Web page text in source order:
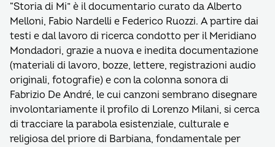
“Storia di Mi” è il documentario curato da Alberto
Melloni, Fabio Nardelli e Federico Ruozzi. A partire dai
testi e dal lavoro di ricerca condotto per il Meridiano
Mondadori, grazie a nuova e inedita documentazione
(materiali di lavoro, bozze, lettere, registrazioni audio
originali, fotografie) e con la colonna sonora di
Fabrizio De André, le cui canzoni sembrano disegnare
involontariamente il profilo di Lorenzo Milani, si cerca
di tracciare la parabola esistenziale, culturale e
religiosa del priore di Barbiana, fondamentale per